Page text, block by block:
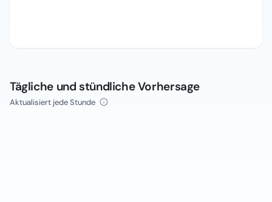
Tägliche und stündliche Vorhersage
Aktualisiert jede Stunde